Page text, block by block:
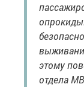
этому
отдела